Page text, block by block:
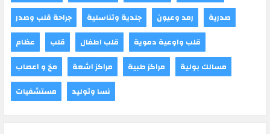
جراحة قلب وصدر
جلدية وتناسلية رمد وعيون
صدرية
عظام
قلب قلب اطفال
قلب واوعية دموية
مخ و اعصاب
مراكز اشعة مراكز طبية
مسالك بولية
مستشفيات
نسا وتوليد